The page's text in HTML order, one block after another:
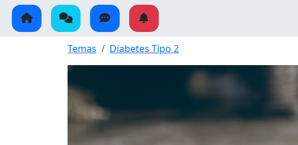
Temas Diabetes Tipo 2